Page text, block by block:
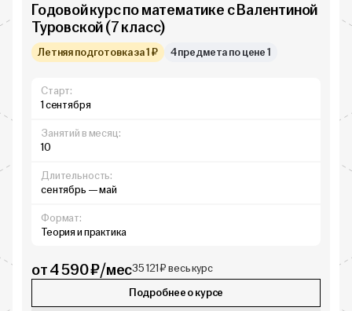
Годовой курс по математике с Валентиной
Туровской (7 класс)
Летняя подготовка за 1 ₽ 4 предмета по цене 1
Старт:
1 сентября
Занятий в месяц:
10
Длительность:
сентябрь — май
Формат:
Теория и практика
от 4 590 ₽/мес35 121 ₽ весь курс
Подробнее о курсе